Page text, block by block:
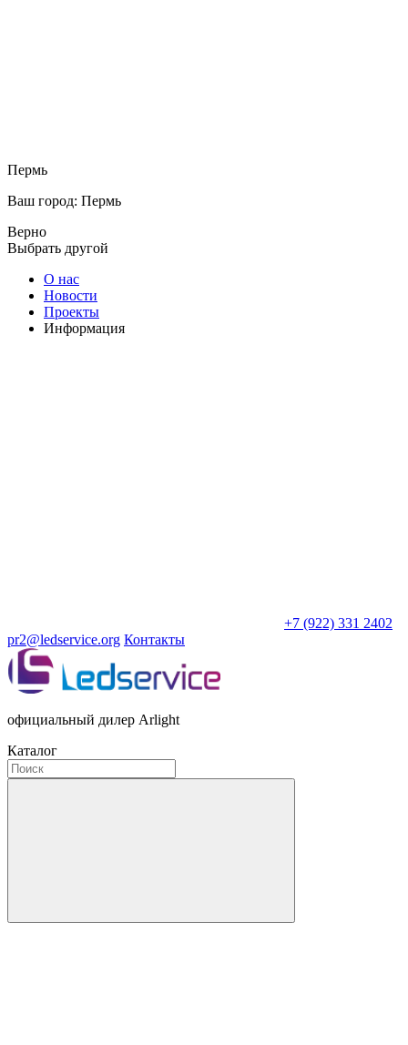
Пермь
Ваш город: Пермь
Верно
Выбрать другой
О нас
Новости
Проекты
Информация
+7 (922) 331 2402
pr2@ledservice.org Контакты
официальный дилер Arlight
Каталог